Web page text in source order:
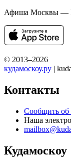
Афиша Москвы —
© 2013–2026
кудамоскоу.ру |
Контакты
Сообщить об
Наша
Кудамоскоу